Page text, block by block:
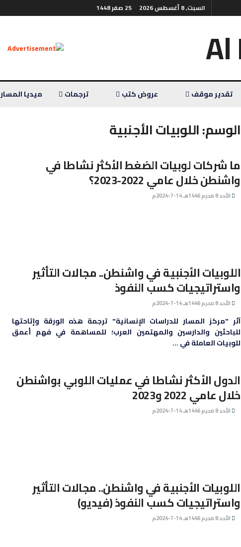
السبت, 8 أغسطس 2026 25 صفر 1448
تقدير موقف عروض كتب ترجمات ميديا المسار
الوسم:اللوبيات الأجنبية
ما شركات لوبيات الضغط الأكثر نشاطا في
واشنطن خلال عامي 2022-2023؟
الأحد 8 محرم 1446هـ 14-7-2024م
⁠اللوبيات الأجنبية في واشنطن.. مجالات التأثير
واستراتيجيات كسب النفوذ
الأحد 8 محرم 1446هـ 14-7-2024م
آثر "مركز المسار للدراسات الإنسانية" ترجمة هذه الورقة وإتاحتها
للباحثين والدارسين والمهتمين العرب؛ للمساهمة في فهم أعمق
للوبيات العاملة في ...
الدول الأكثر نشاطا في عمليات اللوبي بواشنطن
خلال عامي 2022 و2023
الأحد 8 محرم 1446هـ 14-7-2024م
اللوبيات الأجنبية في واشنطن.. مجالات التأثير
واستراتيجيات كسب النفوذ (فيديو)
الأحد 8 محرم 1446هـ 14-7-2024م